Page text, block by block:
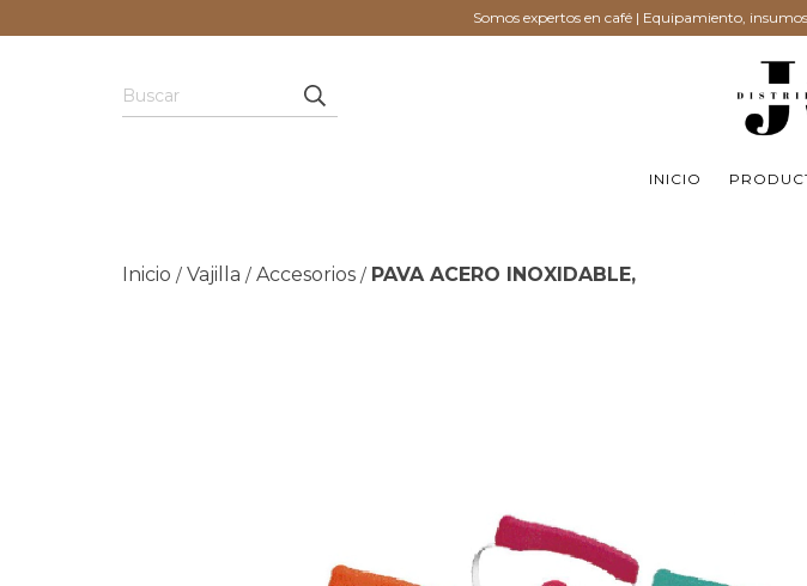
Somos expertos en café | Equipamiento,
INICIO
Inicio / Vajilla / Accesorios / PAVA ACERO INOXIDABLE,